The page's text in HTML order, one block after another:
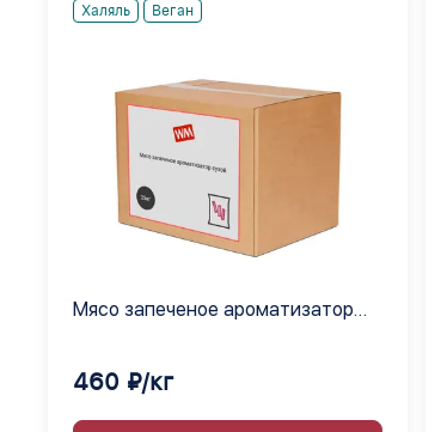
Халяль Веган
Мясо запеченое ароматизатор
460 ₽/кг